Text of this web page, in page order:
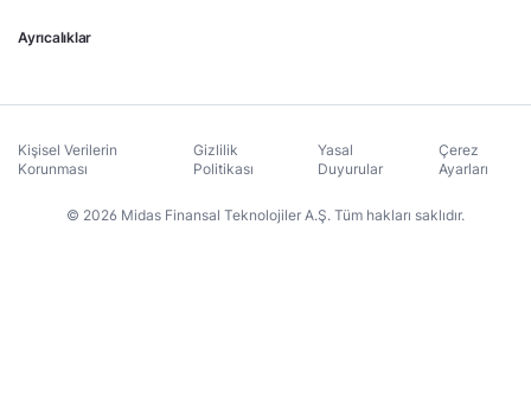
Ayrıcalıklar
© 2026 Midas Finansal Teknolojiler A.Ş. Tüm hakları saklıdır.
Kişisel Verilerin
Korunması
Gizlilik
Politikası
Yasal
Duyurular
Çerez
Ayarları